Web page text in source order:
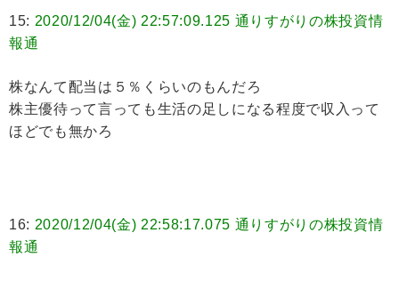
15: 2020/12/04(金) 22:57:09.125 通りすがりの株投資情
報通
株なんて配当は５％くらいのもんだろ
株主優待って言っても生活の足しになる程度で収入って
ほどでも無かろ
16: 2020/12/04(金) 22:58:17.075 通りすがりの株投資情
報通